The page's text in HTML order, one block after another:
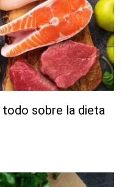
sobre la dieta